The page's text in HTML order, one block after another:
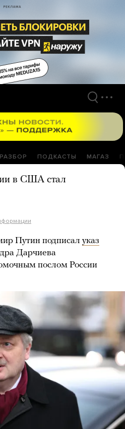
РАЗБОР ПОДКАСТЫ МАГАЗ
в США стал
Путин подписал указ
Дарчиева
послом России